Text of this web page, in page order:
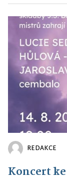
REDAKCE
Koncert